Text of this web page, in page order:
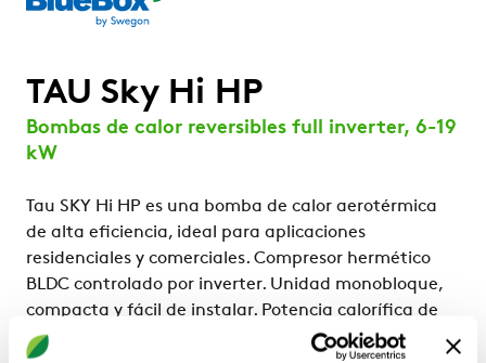
TAU Sky Hi HP
Bombas de calor reversibles full inverter, 6-19
kW
Tau SKY Hi HP es una bomba de calor aerotérmica
de alta eficiencia, ideal para aplicaciones
residenciales y comerciales. Compresor hermético
BLDC controlado por inverter. Unidad monobloque,
compacta y fácil de instalar. Potencia calorífica de
entre 6 y 19 kW; cinco tamaños disponibles.